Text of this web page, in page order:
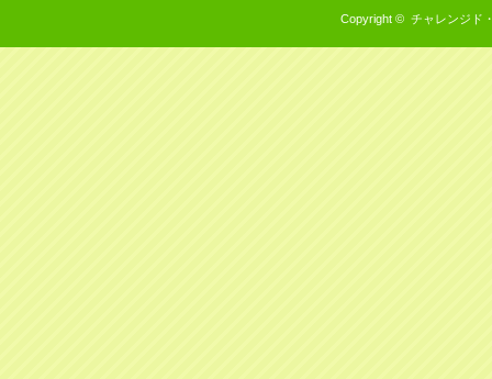
Copyright © チャレンジド